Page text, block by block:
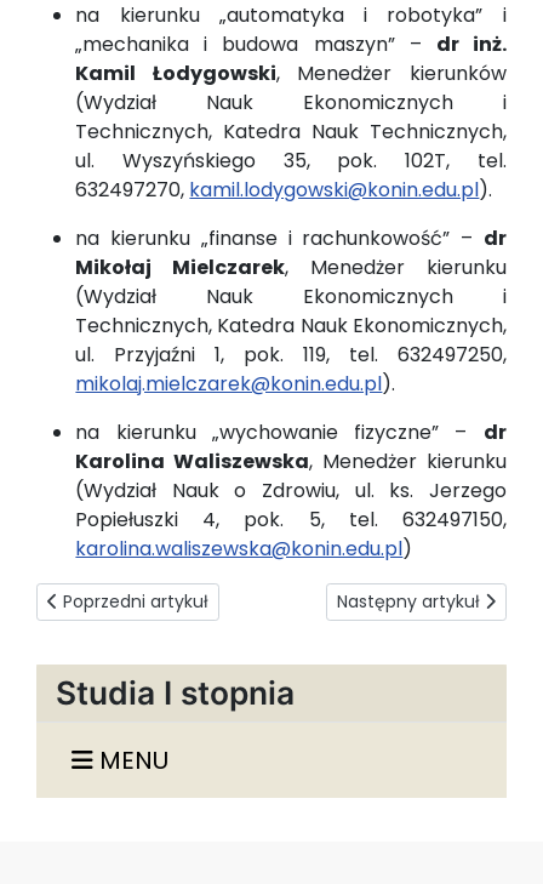
Studia I stopnia
MENU
na kierunku „automatyka i robotyka” i
„mechanika i budowa maszyn” – dr inż.
Kamil Łodygowski, Menedżer kierunków
(Wydział Nauk Ekonomicznych i
Technicznych, Katedra Nauk Technicznych,
ul. Wyszyńskiego 35, pok. 102T, tel.
632497270, kamil.lodygowski@konin.edu.pl).
na kierunku „finanse i rachunkowość” – dr
Mikołaj Mielczarek, Menedżer kierunku
(Wydział Nauk Ekonomicznych i
Technicznych, Katedra Nauk Ekonomicznych,
ul. Przyjaźni 1, pok. 119, tel. 632497250,
mikolaj.mielczarek@konin.edu.pl).
na kierunku „wychowanie fizyczne” – dr
Karolina Waliszewska, Menedżer kierunku
(Wydział Nauk o Zdrowiu, ul. ks. Jerzego
Popiełuszki 4, pok. 5, tel. 632497150,
karolina.waliszewska@konin.edu.pl)
Poprzedni artykuł: Opłata za procedurę potwierdzenia
Poprzedni artykuł Następny artykuł:
Następny artykuł